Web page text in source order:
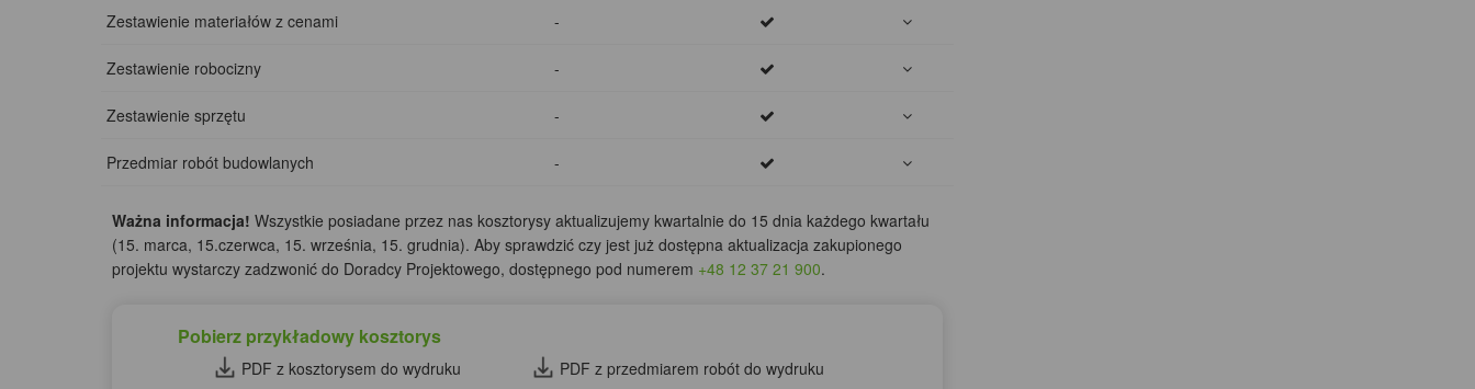
Zestawienie materiałów z cenami -
Zestawienie robocizny -
Zestawienie sprzętu -
Przedmiar robót budowlanych -
Ważna informacja! Wszystkie posiadane przez nas kosztorysy aktualizujemy kwartalnie do 15 dnia każdego kwartału
(15. marca, 15.czerwca, 15. września, 15. grudnia). Aby sprawdzić czy jest już dostępna aktualizacja zakupionego
projektu wystarczy zadzwonić do Doradcy Projektowego, dostępnego pod numerem +48 12 37 21 900.
Pobierz przykładowy kosztorys
PDF z kosztorysem do wydruku PDF z przedmiarem robót do wydruku